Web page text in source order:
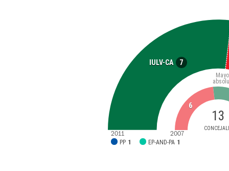
IULV-CA 7
13
PP 1 EP-AND-PA 1
6
2011 2007